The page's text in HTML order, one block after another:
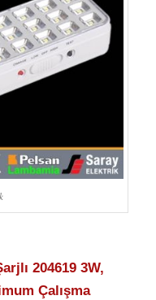
204619 3W,
Çalışma